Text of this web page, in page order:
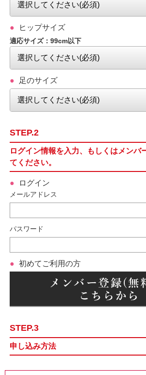
ヒップサイズ
適応サイズ：99cm以下
足のサイズ
STEP.2
ログイン情報を入力、もしくはメンバ
てください。
ログイン
メールアドレス
パスワード
初めてご利用の方
STEP.3
申し込み方法